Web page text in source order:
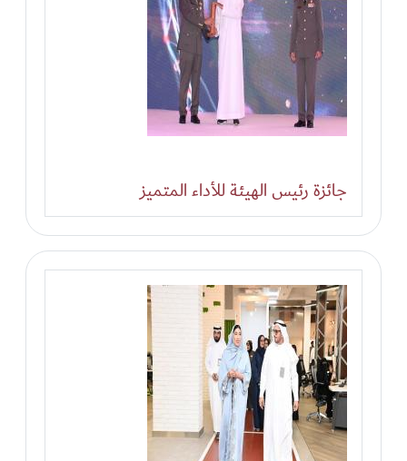
جائزة رئيس الهيئة للأداء المتميز